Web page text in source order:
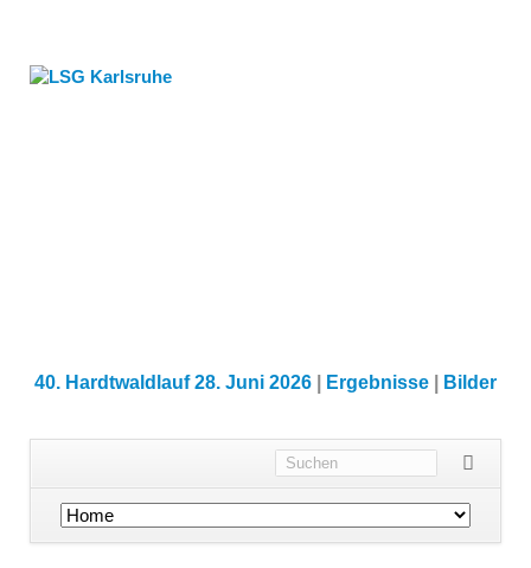
40. Hardtwaldlauf 28. Juni 2026 Ergebnisse Bilder
Navigation